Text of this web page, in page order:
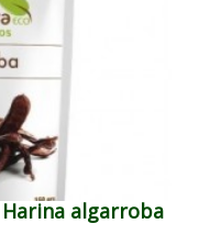
algarroba